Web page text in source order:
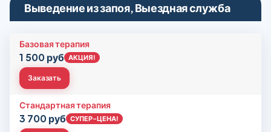
Выведение из запоя, Выездная служба
Базовая терапия
1 500 руб АКЦИЯ!
Заказать
Стандартная терапия
3 700 руб СУПЕР-ЦЕНА!